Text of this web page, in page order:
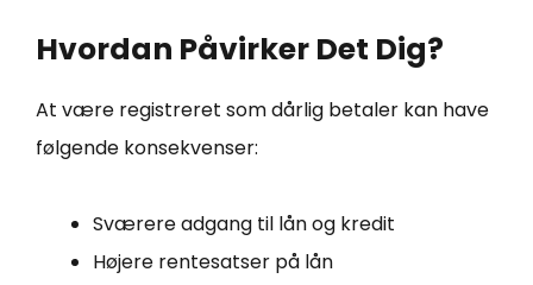
Hvordan Påvirker Det Dig?
At være registreret som dårlig betaler kan have
følgende konsekvenser:
Sværere adgang til lån og kredit
Højere rentesatser på lån